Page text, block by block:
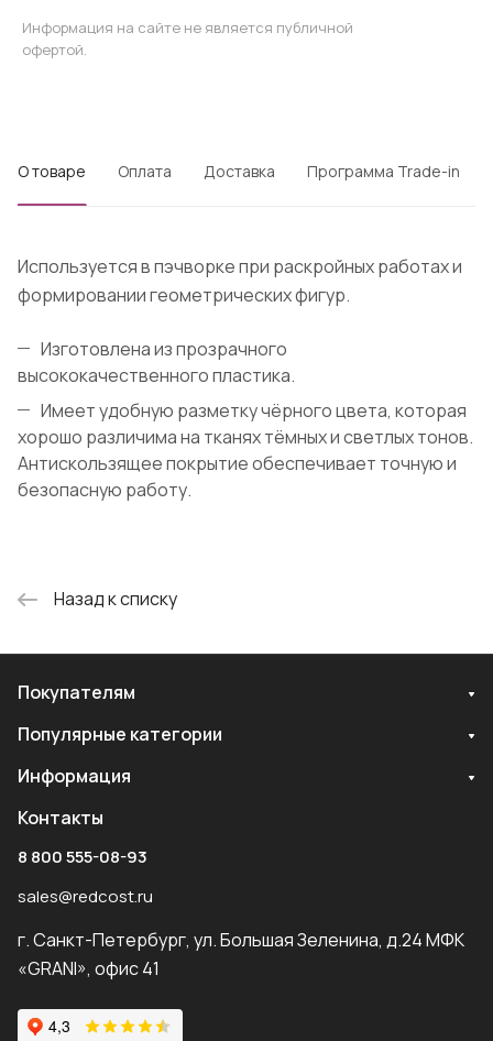
Информация на сайте не является публичной
офертой.
О товаре Оплата Доставка Программа Trade-in
Используется в пэчворке при раскройных работах и
формировании геометрических фигур.
Изготовлена из прозрачного
высококачественного пластика.
Имеет удобную разметку чёрного цвета, которая
хорошо различима на тканях тёмных и светлых тонов.
Антискользящее покрытие обеспечивает точную и
безопасную работу.
Назад к списку
Покупателям
Популярные категории
Информация
Контакты
8 800 555-08-93
sales@redcost.ru
г. Санкт-Петербург, ул. Большая Зеленина, д.24 МФК
«GRANI», офис 41